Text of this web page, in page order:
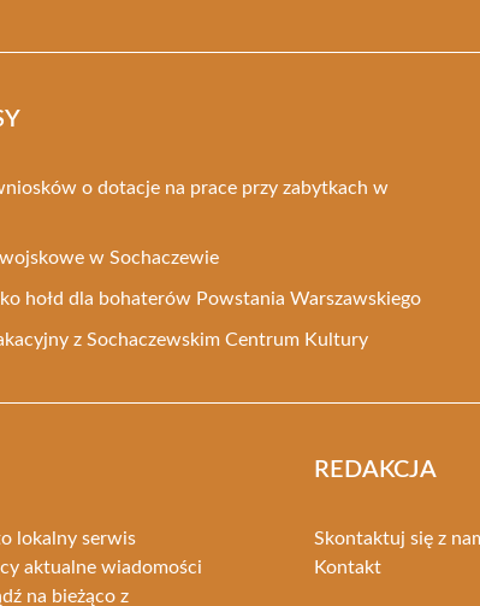
o dotacje na prace przy zabytkach w
w Sochaczewie
hołd dla bohaterów Powstania Warszawskiego
z Sochaczewskim Centrum Kultury
lokalny serwis
aktualne wiadomości
na bieżąco z
REDAKCJA
Skontaktuj się z
Kontakt